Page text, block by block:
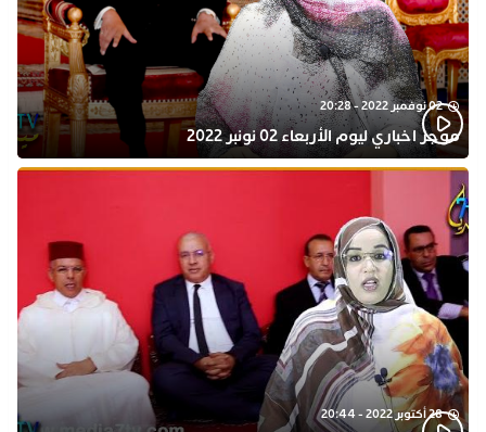
02 نوفمبر 2022 - 20:28
موجز اخباري ليوم الأربعاء 02 نونبر 2022
28 أكتوبر 2022 - 20:44